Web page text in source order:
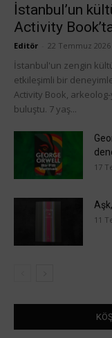
İstanbul’un
Activity
Editör 22 Temmuz 2026
İstanbul'un zengin
etkileşimli bir
Activity Book,
buluştu. 7 yaş...
17
11